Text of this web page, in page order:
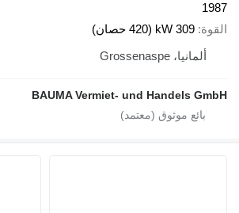
1987
القوة 309 kW (420 حصان)
ألمانيا، Grossenaspe
BAUMA Vermiet- und Handels GmbH